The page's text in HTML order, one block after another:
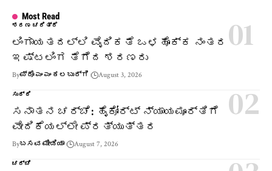
Most Read
ಶರಣ ಚರಿತ್ರೆ
ಲಿಂಗಾಯತದಲ್ಲಿ ವೈದಿಕತೆ ಒಳಹೊಕ್ಕ ನಂತರ
ಇಷ್ಟಲಿಂಗ ತೆಗೆದ ಶರಣರು
Byಪ್ರೊ ಎಂ ಎಂ ಕಲಬುರ್ಗಿ August 3, 2026
ಸುದ್ದಿ
ಸನಾತನ ಚರ್ಚೆ: ಹೈಕೋರ್ಟ್ ನ್ಯಾಯಮೂರ್ತಿಗೆ
ವೇದಿಕೆಯಲ್ಲೇ ಪ್ರತ್ಯುತ್ತರ
Byಬಸವ ಮೀಡಿಯಾ August 7, 2026
ಚರ್ಚೆ